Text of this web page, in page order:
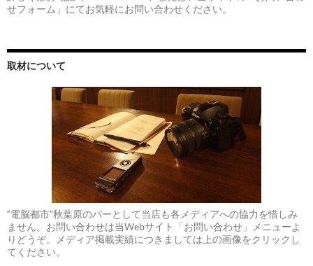
せフォーム」にてお気軽にお問い合わせください。
取材について
“電脳都市”秋葉原のバーとして当店も各メディアへの協力を惜しみ
ません。お問い合わせは当Webサイト「お問い合わせ」メニューよ
りどうぞ。メディア掲載実績につきましては上の画像をクリックし
てください。